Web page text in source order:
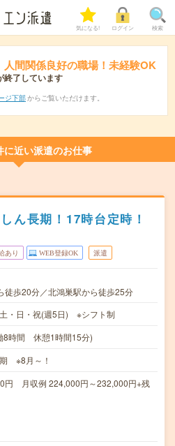
気になる! ログイン 検索
人間関係良好の職場！未経験OK
終了しています
ジ下部 からご覧いただけます。
に近い派遣のお仕事
ん長期！17時台定時！
あり WEB登録OK 派遣
徒歩20分／北鴻巣駅から徒歩25分
・日・祝(週5日) ※シフト制
8時間 休憩1時間15分)
期 ※8月～！
円 月収例 224,000円～232,000円+残